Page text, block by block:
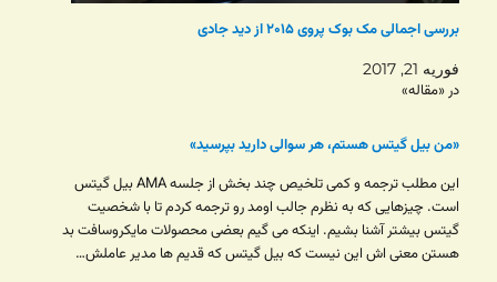
بررسی اجمالی مک بوک پروی ۲۰۱۵ از دید جادی
فوریه 21, 2017
در «مقاله»
«من بیل گیتس هستم، هر سوالی دارید بپرسید»
این مطلب ترجمه و کمی تلخیص چند بخش از جلسه AMA بیل گیتس
است. چیزهایی که به نظرم جالب اومد رو ترجمه کردم تا با شخصیت
گیتس بیشتر آشنا بشیم. اینکه می گیم بعضی محصولات مایکروسافت بد
هستن معنی اش این نیست که بیل گیتس که قدیم ها مدیر عاملش…